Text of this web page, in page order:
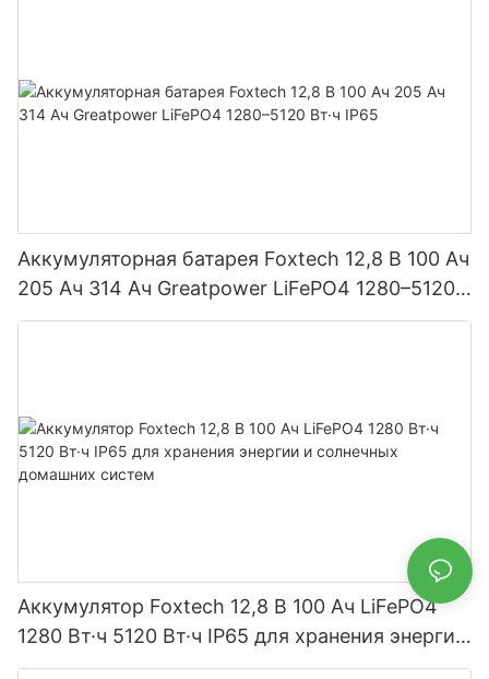
Аккумуляторная батарея Foxtech 12,8 В 100 Ач
205 Ач 314 Ач Greatpower LiFePO4 1280–5120
Вт·ч IP65
Аккумулятор Foxtech 12,8 В 100 Ач LiFePO4
1280 Вт·ч 5120 Вт·ч IP65 для хранения энергии
и солнечных домашних систем